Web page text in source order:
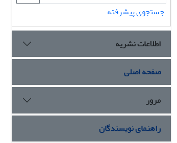
جستجوی پیشرفته
اطلاعات نشریه
صفحه اصلی
مرور
راهنمای نویسندگان